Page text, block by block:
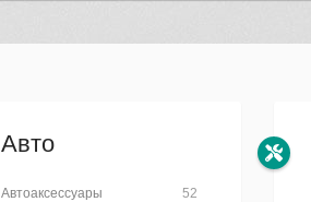
Авто
52
Автоаксессуары